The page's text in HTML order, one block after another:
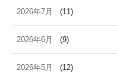
2026年7月 (11)
2026年6月 (9)
2026年5月 (12)